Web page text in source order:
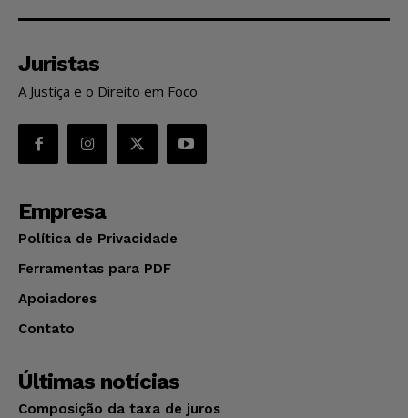
Juristas
A Justiça e o Direito em Foco
Empresa
Política de Privacidade
Ferramentas para PDF
Apoiadores
Contato
Últimas notícias
Composição da taxa de juros